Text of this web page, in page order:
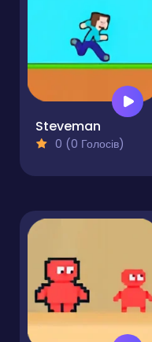
Steveman
0 (0 Голосів)